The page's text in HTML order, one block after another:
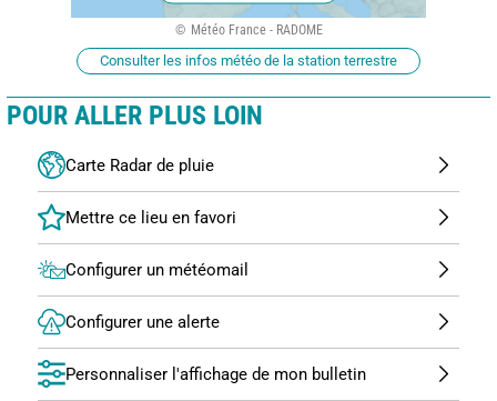
Météo France - RADOME
Consulter les infos météo de la station terrestre
POUR ALLER PLUS LOIN
Carte Radar de pluie
Configurer un météomail
Configurer une alerte
Personnaliser l'affichage de mon bulletin